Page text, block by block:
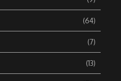
(64)
(7)
(13)